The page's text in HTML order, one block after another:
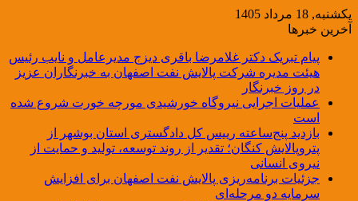
یکشنبه, 18 مرداد 1405
آخرین خبرها
پیام تبریک دکتر غلامرضا باقری دیزج مدیرعامل و نایب رئیس
هیئت مدیره شرکت پالایش نفت اصفهان به خبرنگاران عزیز
در روز خبرنگار
عملیات اجرایی نیروگاه خورشیدی مورچه خورت شروع شده
است
بازدید پنج‌ساعته رییس کل دادگستری استان بوشهر از
پتروپالایش کنگان؛ تقدیر از روند توسعه، تولید و حمایت از
نیروی انسانی
جزئیات برنامه‌ریزی پالایش نفت اصفهان برای افزایش
سرمایه دو مرحله‌ای